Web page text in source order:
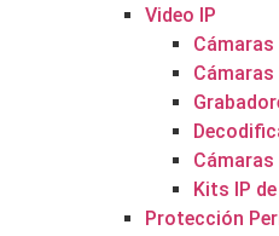
Video IP
Kits IP
Protección